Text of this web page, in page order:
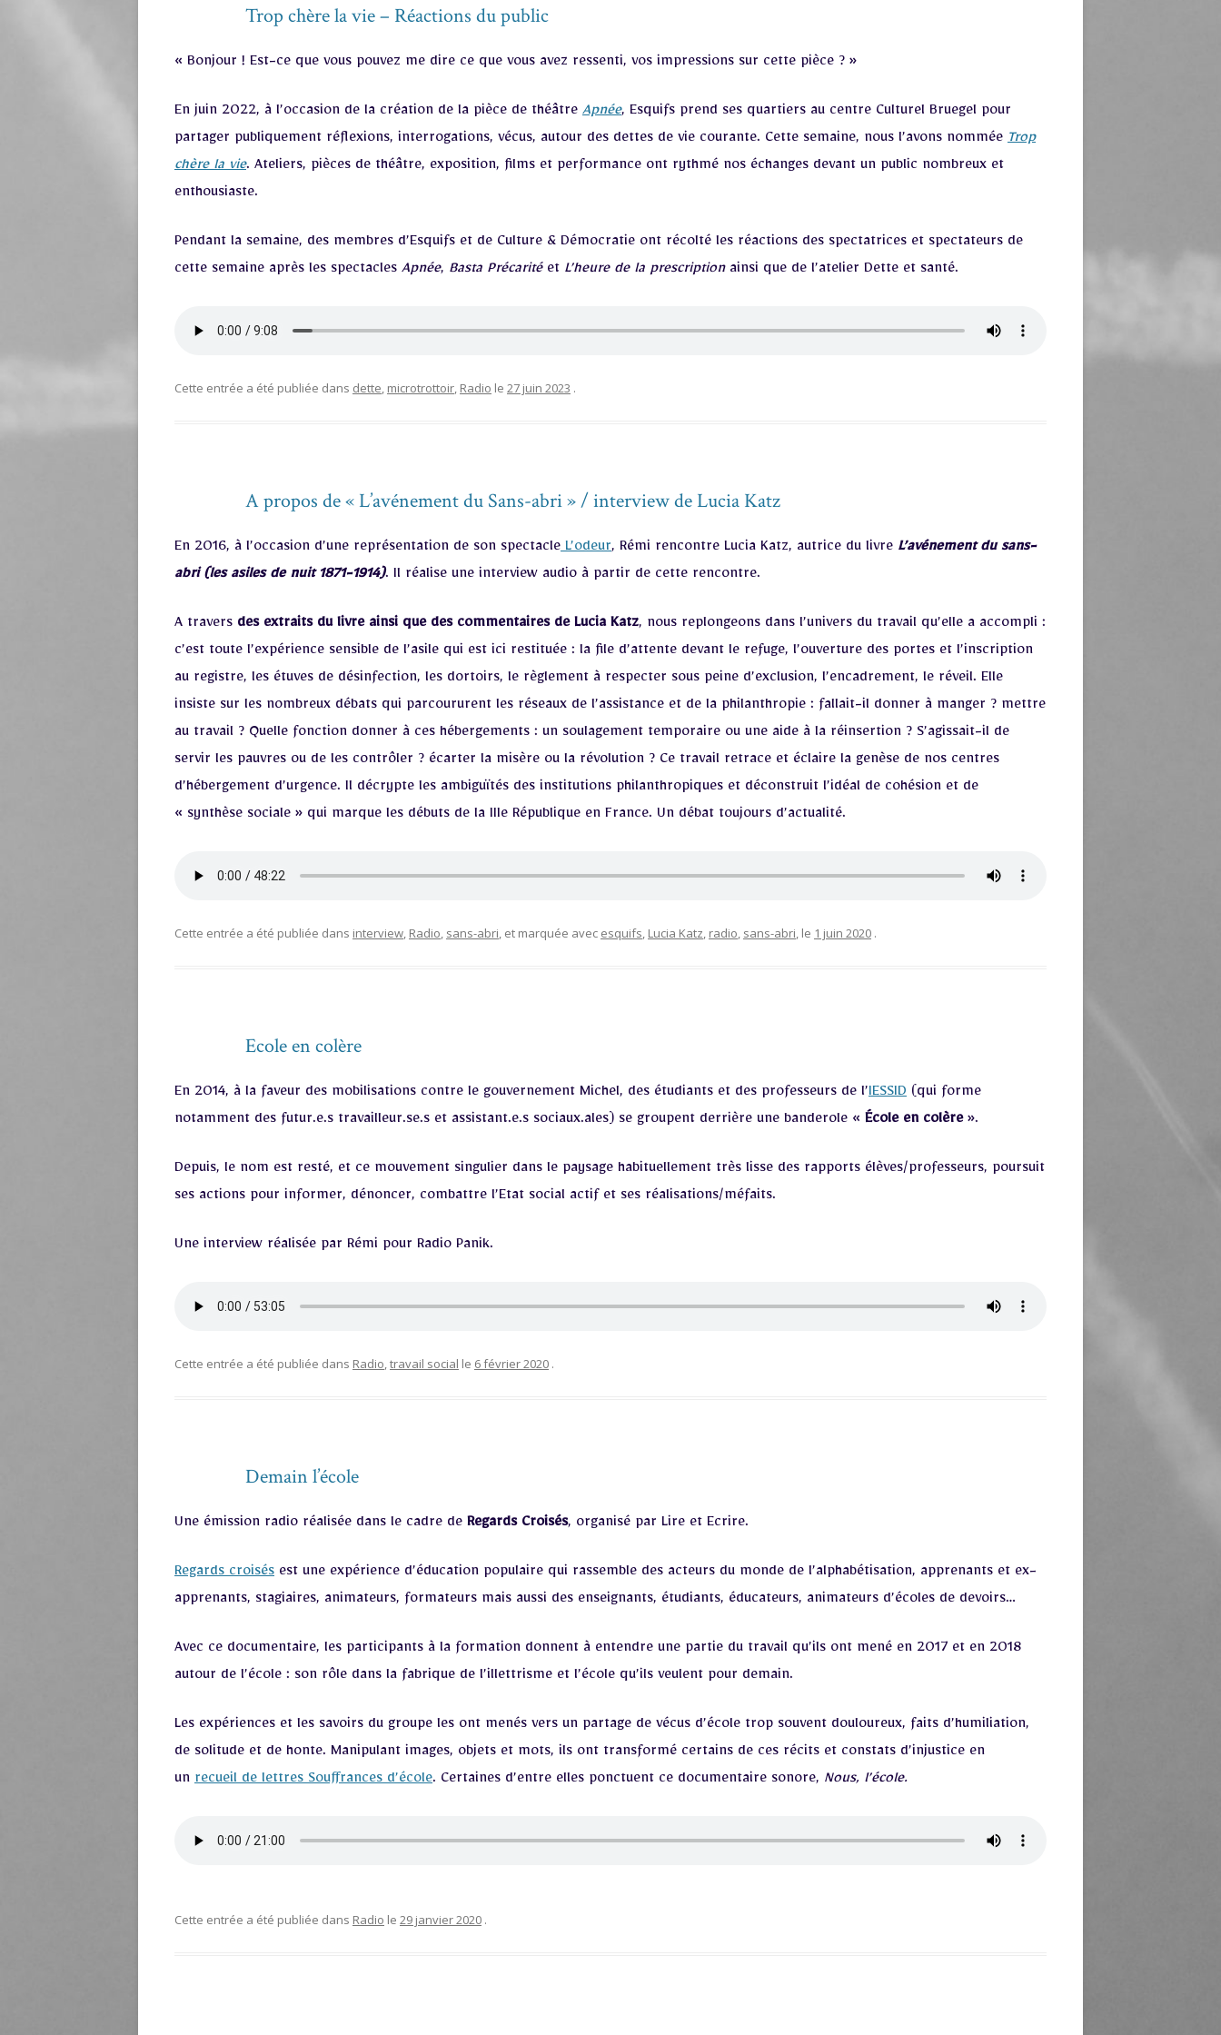
Trop chère la vie – Réactions du public
« Bonjour ! Est-ce que vous pouvez me dire ce que vous avez ressenti, vos impressions sur cette pièce ? »
En juin 2022, à l’occasion de la création de la pièce de théâtre Apnée, Esquifs prend ses quartiers au centre Culturel Bruegel pour
partager publiquement réflexions, interrogations, vécus, autour des dettes de vie courante. Cette semaine, nous l’avons nommée Trop
chère la vie. Ateliers, pièces de théâtre, exposition, films et performance ont rythmé nos échanges devant un public nombreux et
enthousiaste.
Pendant la semaine, des membres d’Esquifs et de Culture & Démocratie ont récolté les réactions des spectatrices et spectateurs de
cette semaine après les spectacles Apnée, Basta Précaritéet L’heure de la prescriptionainsi que de l’atelier Dette et santé.
Cette entrée a été publiée dans dette, microtrottoir, Radio le 27 juin 2023 .
A propos de « L’avénement du Sans-abri » / interview de Lucia Katz
En 2016, à l’occasion d’une représentation de son spectacleL’odeur, Rémi rencontre Lucia Katz, autrice du livre L’avénement du sans-
abri (les asiles de nuit 1871-1914). Il réalise une interview audio à partir de cette rencontre.
A travers des extraits du livre ainsi que des commentaires de Lucia Katz, nous replongeons dans l’univers du travail qu’elle a accompli :
c’est toute l’expérience sensible de l’asile qui est ici restituée : la file d’attente devant le refuge, l’ouverture des portes et l’inscription
au registre, les étuves de désinfection, les dortoirs, le règlement à respecter sous peine d’exclusion, l’encadrement, le réveil. Elle
insiste sur les nombreux débats qui parcoururent les réseaux de l’assistance et de la philanthropie : fallait-il donner à manger ? mettre
au travail ? Quelle fonction donner à ces hébergements : un soulagement temporaire ou une aide à la réinsertion ? S’agissait-il de
servir les pauvres ou de les contrôler ? écarter la misère ou la révolution ? Ce travail retrace et éclaire la genèse de nos centres
d’hébergement d’urgence. Il décrypte les ambiguïtés des institutions philanthropiques et déconstruit l’idéal de cohésion et de
« synthèse sociale » qui marque les débuts de la IIIe République en France. Un débat toujours d’actualité.
Cette entrée a été publiée dans interview, Radio, sans-abri, et marquée avec esquifs, Lucia Katz, radio, sans-abri, le 1 juin 2020 .
Ecole en colère
En 2014, à la faveur des mobilisations contre le gouvernement Michel, des étudiants et des professeurs de l’IESSID (qui forme
notamment des futur.e.s travailleur.se.s et assistant.e.s sociaux.ales) se groupent derrière une banderole « École en colère».
Depuis, le nom est resté, et ce mouvement singulier dans le paysage habituellement très lisse des rapports élèves/professeurs, poursuit
ses actions pour informer, dénoncer, combattre l’Etat social actif et ses réalisations/méfaits.
Une interview réalisée par Rémi pour Radio Panik.
Cette entrée a été publiée dans Radio,travail social le 6 février 2020 .
Demain l’école
Une émission radio réalisée dans le cadre de Regards Croisés, organisé par Lire et Ecrire.
Regards croisés est une expérience d’éducation populaire qui rassemble des acteurs du monde de l’alphabétisation, apprenants et ex-
apprenants, stagiaires, animateurs, formateurs mais aussi des ensei­gnants, étudiants, éducateurs, animateurs d’écoles de devoirs…
Avec ce documentaire, les participants à la formation donnent à entendre une partie du travail qu’ils ont mené en 2017 et en 2018
autour de l’école : son rôle dans la fabrique de l’illettrisme et l’école qu’ils veulent pour demain.
Les expériences et les savoirs du groupe les ont menés vers un partage de vécus d’école trop souvent douloureux, faits d’humiliation,
de solitude et de honte. Manipulant images, objets et mots, ils ont transformé certains de ces récits et constats d’injustice en
un recueil de lettres Souffrances d’école. Certaines d’entre elles ponctuent ce documentaire sonore, Nous, l’école.
Cette entrée a été publiée dans Radio le 29 janvier 2020 .